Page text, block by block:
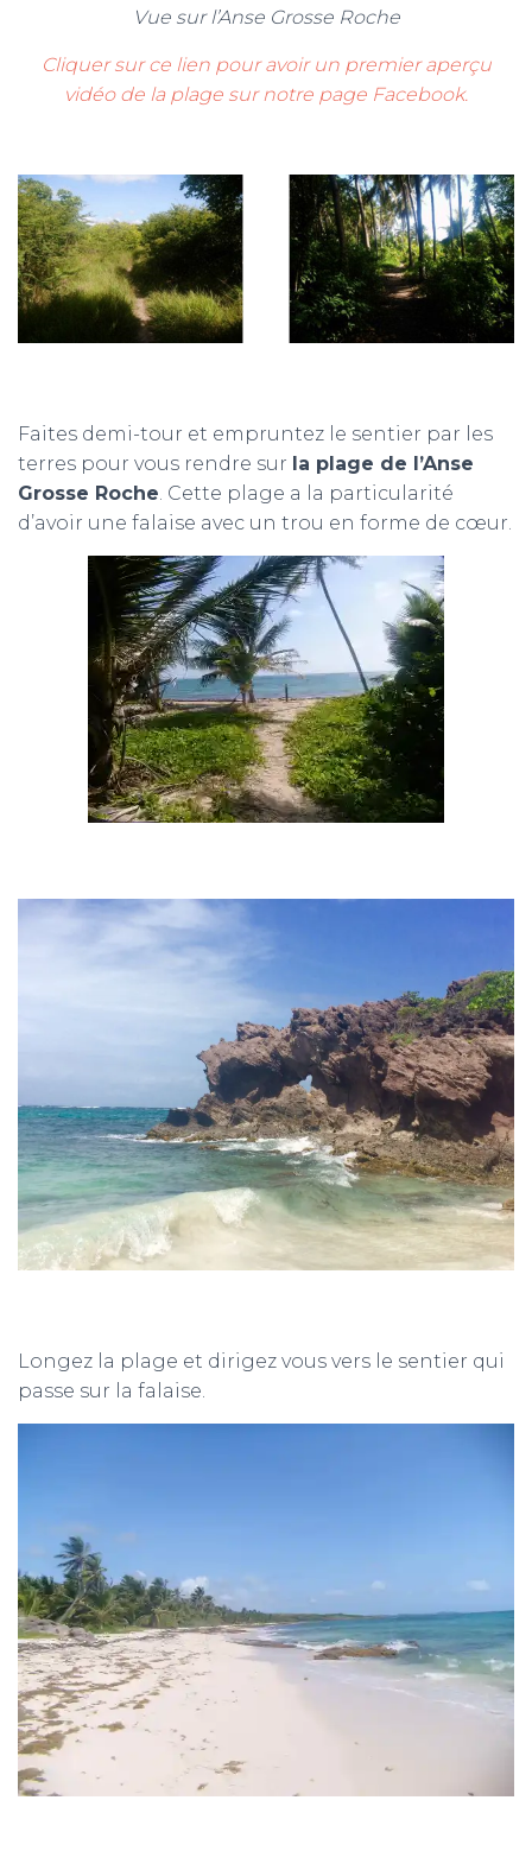
Vue sur l’Anse Grosse Roche
Cliquer sur ce lien pour avoir un premier aperçu
vidéo de la plage sur notre page Facebook.
Faites demi-tour et empruntez le sentier par les
terres pour vous rendre sur la plage de l’Anse
Grosse Roche . Cette plage a la particularité
d’avoir une falaise avec un trou en forme de cœur.
Longez la plage et dirigez vous vers le sentier qui
passe sur la falaise.